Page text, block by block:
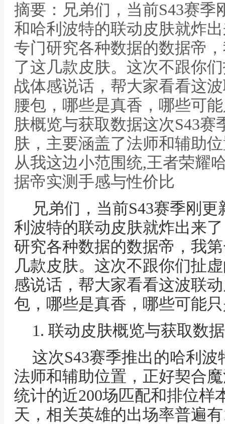
摘要：兄弟们，当前S43赛
和哈利波特的联动皮肤就炸
专门研究各种数据的数据帝
了这几款皮肤。这次不跟你
战体感说话，帮大家看看这
腰包，哪些是真香，哪些可
肤概览与获取数据这次S43
肤，主要涵盖了法师和辅助
从我这边小范围统,王者荣耀
据帝实测手感与性价比
兄弟们，当前S43赛季刚
利波特的联动皮肤就炸出来
研究各种数据的数据帝，我
几款皮肤。这次不跟你们扯
感说话，帮大家看看这波联
包，哪些是真香，哪些可能
1. 联动皮肤概览与获取数据
这次S43赛季推出的哈利
法师和辅助位置，正好契合
统计的近200场匹配和排位样
天，相关英雄的出场率普遍